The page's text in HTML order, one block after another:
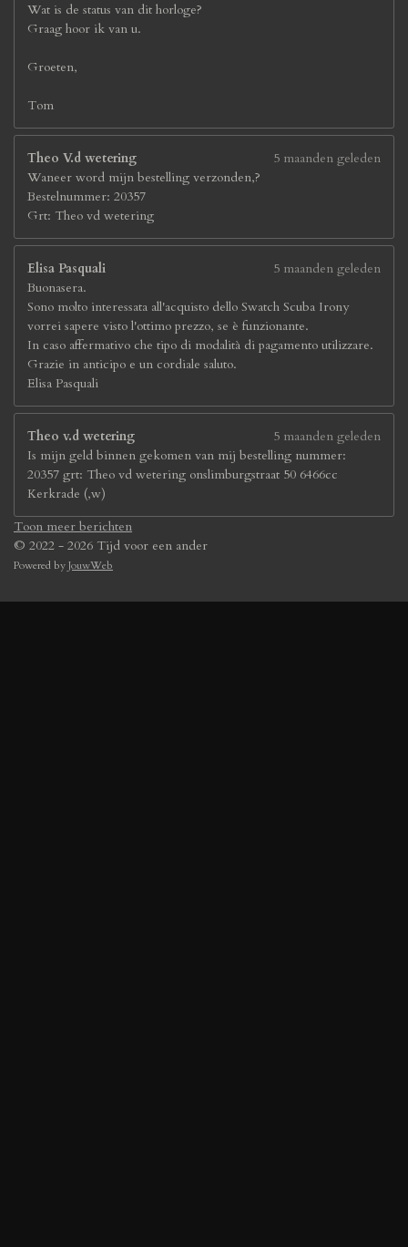
Wat is de status van dit horloge?
Graag hoor ik van u.
Groeten,
Tom
Theo V.d wetering
5 maanden geleden
Waneer word mijn bestelling verzonden,?
Bestelnummer: 20357
Grt: Theo vd wetering
Elisa Pasquali
5 maanden geleden
Buonasera.
Sono molto interessata all'acquisto dello Swatch Scuba Irony
vorrei sapere visto l'ottimo prezzo, se è funzionante.
In caso affermativo che tipo di modalità di pagamento utilizzare.
Grazie in anticipo e un cordiale saluto.
Elisa Pasquali
Theo v.d wetering
5 maanden geleden
Is mijn geld binnen gekomen van mij bestelling nummer:
20357 grt: Theo vd wetering onslimburgstraat 50 6466cc
Kerkrade (,w)
Toon meer berichten
© 2022 - 2026 Tijd voor een ander
Powered byJouwWeb